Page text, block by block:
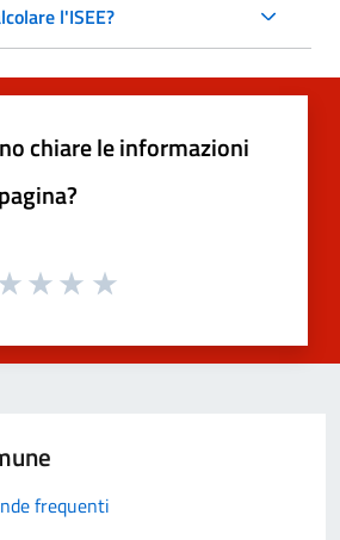
l'ISEE?
chiare le informazioni
frequenti